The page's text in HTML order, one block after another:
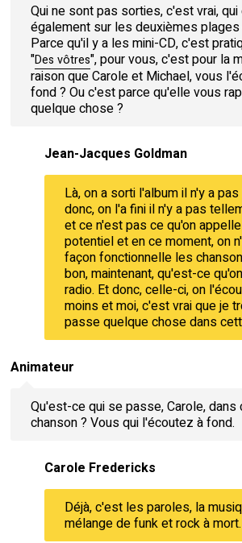
Qui ne sont pas sorties, c'est vrai, qui
également sur les deuxièmes plages
Parce qu'il y a les mini-CD, c'est
"Des vôtres", pour vous, c'est pour la
raison que Carole et Michael, vous
fond ? Ou c'est parce qu'elle vous
quelque chose ?
Jean-Jacques Goldman
Là, on a sorti l'album il n'y a
donc, on l'a fini il n'y a pas
et ce n'est pas ce qu'on
potentiel et en ce moment, on
façon fonctionnelle les
bon, maintenant, qu'est-ce
radio. Et donc, celle-ci, on
moins et moi, c'est vrai que je
passe quelque chose dans
Animateur
Qu'est-ce qui se passe, Carole, dans
chanson ? Vous qui l'écoutez à fond.
Carole Fredericks
Déjà, c'est les paroles, la
mélange de funk et rock à